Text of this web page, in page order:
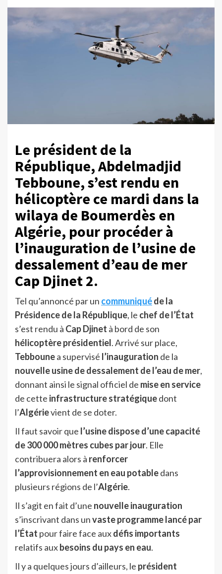
Le président de la
République, Abdelmadjid
Tebboune, s’est rendu en
hélicoptère ce mardi dans la
wilaya de Boumerdès en
Algérie, pour procéder à
l’inauguration de l’usine de
dessalement d’eau de mer
Cap Djinet 2.
Tel qu’annoncé par un communiquéde la
Présidence de la République, le chef de l’État
s’est rendu à Cap Djinet à bord de son
hélicoptère présidentiel. Arrivé sur place,
Tebbounea supervisé l’inauguration de la
nouvelle usine de dessalement de l’eau de mer,
donnant ainsi le signal officiel de mise en service
de cette infrastructure stratégiquedont
l’Algérievient de se doter.
Il faut savoir que l’usine dispose d’une capacité
de 300 000 mètres cubes par jour. Elle
contribuera alors à renforcer
l’approvisionnement en eau potabledans
plusieurs régions de l’Algérie.
Il s’agit en fait d’une nouvelle inauguration
s’inscrivant dans unvaste programme lancé par
l’État pour faire face auxdéfis importants
relatifs auxbesoins du pays en eau.
Il y a quelques jours d’ailleurs, le président